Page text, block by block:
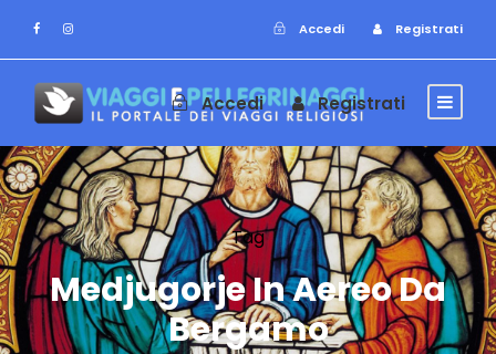
Accedi Registrati
Accedi Registrati
Tag
Medjugorje In Aereo Da
Bergamo